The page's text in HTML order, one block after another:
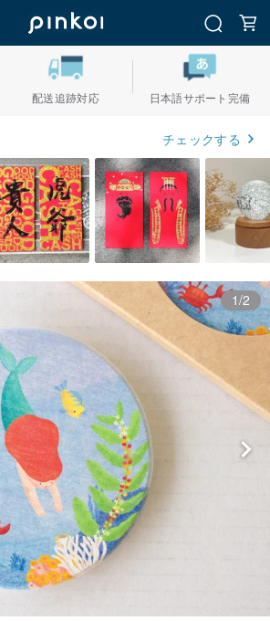
配送追跡対応 日本語サポート完備
チェックする
1/2